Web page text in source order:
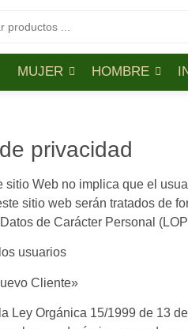
MUJER HOMBRE
privacidad
sitio Web no implica que el
sitio web serán tratados de
de Carácter Personal
usuarios
Cliente»
Ley Orgánica 15/1999 de 13